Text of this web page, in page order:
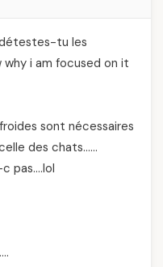
tu les
i am focused on it
sont nécessaires
des chats……
pas….lol